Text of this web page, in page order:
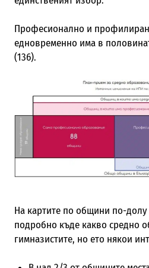
Професионално и
едновременно има в
(136).
На картите по общини по-
подробно къде какво средно
гимназистите, но ето някои